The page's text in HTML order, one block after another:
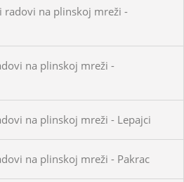
radovi na plinskoj mreži -
na plinskoj mreži -
na plinskoj mreži - Lepajci
na plinskoj mreži - Pakrac